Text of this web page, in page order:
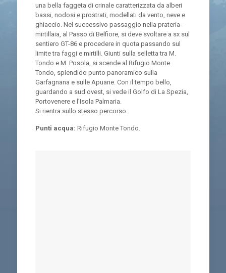
una bella faggeta di crinale caratterizzata da alberi
bassi, nodosi e prostrati, modellati da vento, neve e
ghiaccio. Nel successivo passaggio nella prateria-
mirtillaia, al Passo di Belfiore, si deve svoltare a sx sul
sentiero GT-86 e procedere in quota passando sul
limite tra faggi e mirtilli. Giunti sulla selletta tra M.
Tondo e M. Posola, si scende al Rifugio Monte
Tondo, splendido punto panoramico sulla
Garfagnana e sulle Apuane. Con il tempo bello,
guardando a sud ovest, si vede il Golfo di La Spezia,
Portovenere e l’Isola Palmaria.
Si rientra sullo stesso percorso.
Punti acqua: Rifugio Monte Tondo.